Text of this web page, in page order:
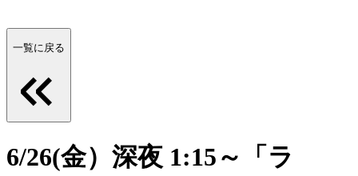
一覧に戻る
6/26(金）深夜 1:15～「ラ